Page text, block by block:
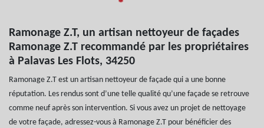
Ramonage Z.T, un artisan nettoyeur de façades
Ramonage Z.T recommandé par les propriétaires
à Palavas Les Flots, 34250
Ramonage Z.T est un artisan nettoyeur de façade qui a une bonne
réputation. Les rendus sont d’une telle qualité qu’une façade se retrouve
comme neuf après son intervention. Si vous avez un projet de nettoyage
de votre façade, adressez-vous à Ramonage Z.T pour bénéficier des